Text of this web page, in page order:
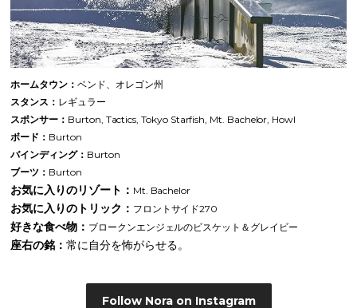
ホームタウン：ベンド、オレゴン州
スタンス： レギュラー
スポンサー： Burton, Tactics, Tokyo Starfish, Mt. Bachelor, Howl
ボード： Burton
バインディング： Burton
ブーツ： Burton
お気に入りのリゾート： Mt. Bachelor
お気に入りのトリック： フロントサイド270
好きな食べ物： ブロークンエンジェルのビスケット＆グレイビー
座右の銘：常に自分を怖がらせる。
Follow Nora on Instagram